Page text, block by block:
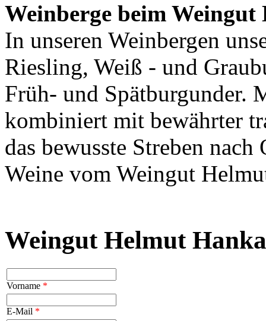
Weinberge beim
In unseren Weinbergen
Riesling, Weiß - und
Früh- und Spätburgunder.
kombiniert mit bewährter
das bewusste Streben
Weine vom Weingut
Weingut Helmut
Vorname *
E-Mail *